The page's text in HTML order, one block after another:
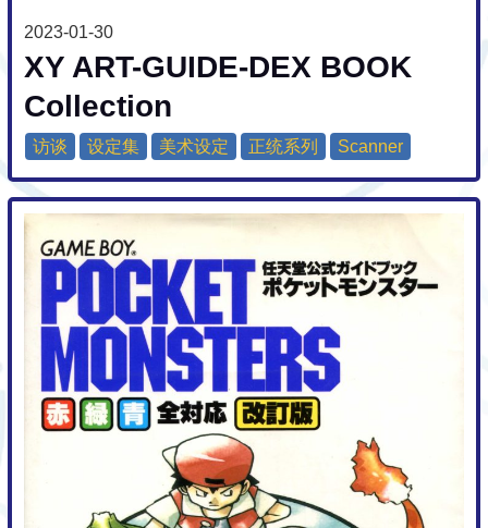
2023-01-30
XY ART-GUIDE-DEX BOOK
Collection
访谈 设定集 美术设定 正统系列 Scanner